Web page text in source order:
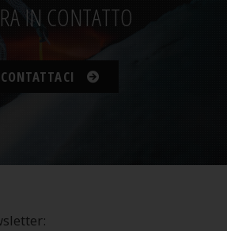
IN CONTATTO
CONTATTACI